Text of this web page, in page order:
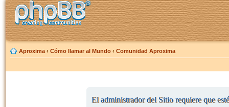
Aproxima ‹ Cómo llamar al Mundo ‹ Comunidad Aproxima
El administrador del Sitio requiere que